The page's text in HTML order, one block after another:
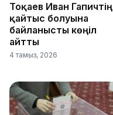
Тоқаев Иван Гапичтің
қайтыс болуына
байланысты көңіл
айтты
4 тамыз, 2026